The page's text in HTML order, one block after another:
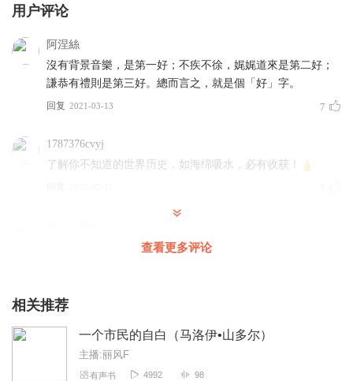
用户评论
阿涅絲
沒有背景音樂，是第一好；不疾不徐，娓娓道來是第二好；
謙恭有禮則是第三好。總而言之，就是個「好」字。
回复 2021-03-13 7
1787376cvyj
了解你不知道的世界历史，如海绵吸水，必有收获！
如梦老师的读书，声音具有迷人的魅力！
元形毕麓
非常有天赋的作家，已经刷第二遍了。就是有一点不理解，
为什么贵族寄宿学校的条件这么差，三十五个学生睡一个房
间，是故意设计的艰苦吗？
查看更多评论
相关推荐
一个市民的自白（马洛伊•山多尔）
主播:丽风F
有声书 4992 98